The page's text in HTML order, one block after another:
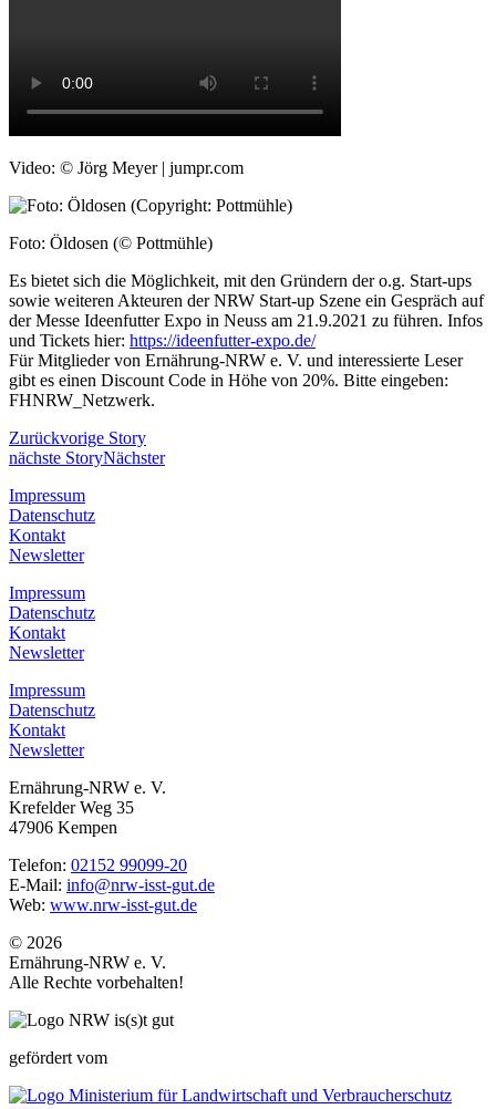
Video: © Jörg Meyer | jumpr.com
Foto: Öldosen (© Pottmühle)
Es bietet sich die Möglichkeit, mit den Gründern der o.g. Start-ups
sowie weiteren Akteuren der NRW Start-up Szene ein Gespräch auf
der Messe Ideenfutter Expo in Neuss am 21.9.2021 zu führen. Infos
und Tickets hier: https://ideenfutter-expo.de/
Für Mitglieder von Ernährung-NRW e. V. und interessierte Leser
gibt es einen Discount Code in Höhe von 20%. Bitte eingeben:
FHNRW_Netzwerk.
Zurückvorige Story
nächste StoryNächster
Impressum
Datenschutz
Kontakt
Newsletter
Impressum
Datenschutz
Kontakt
Newsletter
Impressum
Datenschutz
Kontakt
Newsletter
Ernährung-NRW e. V.
Krefelder Weg 35
47906 Kempen
Telefon: 02152 99099-20
E-Mail: info@nrw-isst-gut.de
Web: www.nrw-isst-gut.de
© 2026
Ernährung-NRW e. V.
Alle Rechte vorbehalten!
gefördert vom